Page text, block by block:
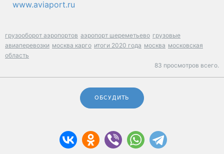
www.aviaport.ru
грузооборот аэропортов аэропорт шереметьево грузовые
авиаперевозки москва карго итоги 2020 года москва московская
область
83 просмотров всего.
ОБСУДИТЬ